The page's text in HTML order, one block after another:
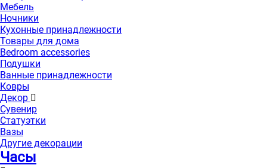
Мебель
Ночники
Кухонные принадлежности
Товары для дома
Bedroom accessories
Подушки
Ванные принадлежности
Ковры
Декор
Сувенир
Статуэтки
Вазы
Другие декорации
Часы